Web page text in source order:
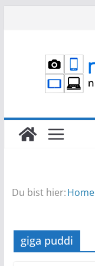
Du bist hier:Home
giga puddi